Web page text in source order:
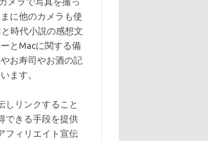
に他のカメラも使
時代小説の感想文
とMacに関する備
お寿司やお酒の記
ます。
しリンクすること
できる手段を提供
フィリエイト宣伝